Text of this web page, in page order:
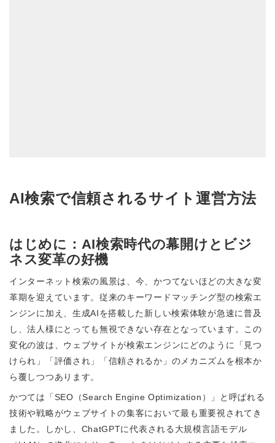
AI検索で信頼されるサイト運営方法
はじめに：AI検索時代の幕開けとビジ
ネス変革の好機
インターネット検索の風景は、今、かつてないほどの大きな変
革期を迎えています。従来のキーワードマッチング型の検索エ
ンジンに加え、生成AIを搭載した新しい検索体験が急速に普及
し、法人様にとっても無視できない存在となっています。この
変化の波は、ウェブサイトが検索エンジンにどのように「見つ
けられ」「評価され」「信頼されるか」のメカニズムを根本か
ら覆しつつあります。
かつては「SEO（Search Engine Optimization）」と呼ばれる
技術や戦略がウェブサイトの集客において最も重要視されてき
ました。しかし、ChatGPTに代表される大規模言語モデル